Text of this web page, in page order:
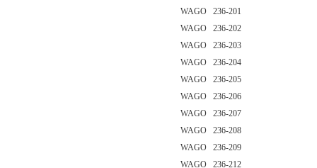
WAGO 236-201
WAGO 236-202
WAGO 236-203
WAGO 236-204
WAGO 236-205
WAGO 236-206
WAGO 236-207
WAGO 236-208
WAGO 236-209
WAGO 236-212